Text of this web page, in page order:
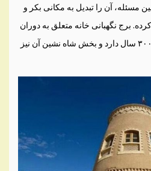
مسئله، آن را تبدیل به مکانی بکر و
برج نگهبانی خانه متعلق به دوران
زندیه است و قدمتی در حدود ۳۰۰ سال دارد و بخش شاه نشین آن نیز